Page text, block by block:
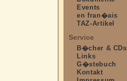
Events
en fran�ais
TAZ-Artikel
Service
B�cher & CDs
Links
G�stebuch
Kontakt